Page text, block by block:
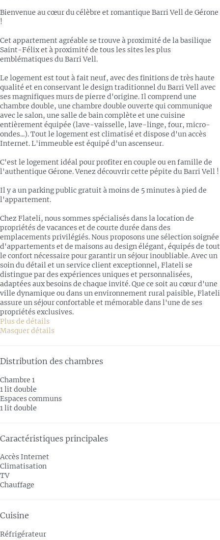
Bienvenue au cœur du célèbre et romantique Barri Vell de Gérone
!
Cet appartement agréable se trouve à proximité de la basilique
Saint-Félix et à proximité de tous les sites les plus
emblématiques du Barri Vell.
Le logement est tout à fait neuf, avec des finitions de très haute
qualité et en conservant le design traditionnel du Barri Vell avec
ses magnifiques murs de pierre d'origine. Il comprend une
chambre double, une chambre double ouverte qui communique
avec le salon, une salle de bain complète et une cuisine
entièrement équipée (lave-vaisselle, lave-linge, four, micro-
ondes...). Tout le logement est climatisé et dispose d'un accès
Internet. L'immeuble est équipé d'un ascenseur.
C'est le logement idéal pour profiter en couple ou en famille de
l'authentique Gérone. Venez découvrir cette pépite du Barri Vell !
Il y a un parking public gratuit à moins de 5 minutes à pied de
l'appartement.
Chez Flateli, nous sommes spécialisés dans la location de
propriétés de vacances et de courte durée dans des
emplacements privilégiés. Nous proposons une sélection soignée
d'appartements et de maisons au design élégant, équipés de tout
le confort nécessaire pour garantir un séjour inoubliable. Avec un
soin du détail et un service client exceptionnel, Flateli se
distingue par des expériences uniques et personnalisées,
adaptées aux besoins de chaque invité. Que ce soit au cœur d'une
ville dynamique ou dans un environnement rural paisible, Flateli
assure un séjour confortable et mémorable dans l'une de ses
propriétés exclusives.
Plus de détails
Masquer détails
Distribution des chambres
Chambre 1
1 lit double
Espaces communs
1 lit double
Caractéristiques principales
Accès Internet
Climatisation
TV
Chauffage
Cuisine
Réfrigérateur